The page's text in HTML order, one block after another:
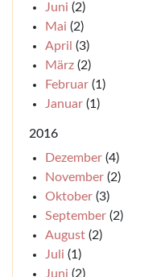
Juni (2)
Mai (2)
April (3)
März (2)
Februar (1)
Januar (1)
2016
Dezember (4)
November (2)
Oktober (3)
September (2)
August (2)
Juli (1)
Juni (2)